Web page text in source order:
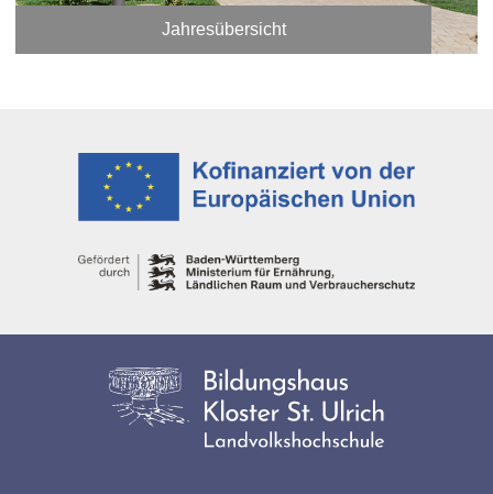
Jahresübersicht